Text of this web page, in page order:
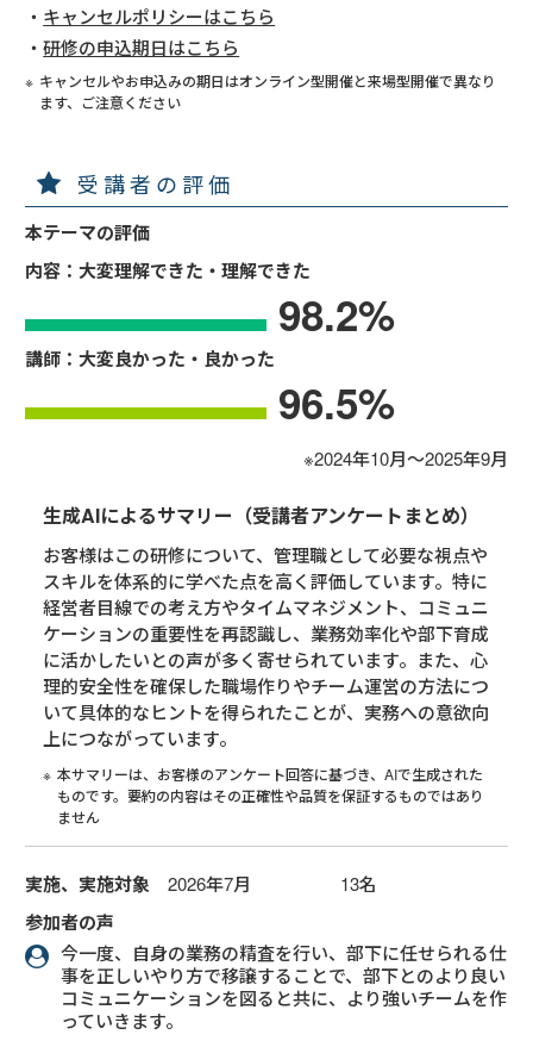
キャンセルポリシーはこちら
研修の申込期日はこちら
キャンセルやお申込みの期日はオンライン型開催と来場型開催で異なり
ます、ご注意ください
受講者の評価
本テーマの評価
内容：大変理解できた・理解できた
98.2%
講師：大変良かった・良かった
96.5%
※2024年10月～2025年9月
生成AIによるサマリー（受講者アンケートまとめ）
お客様はこの研修について、管理職として必要な視点や
スキルを体系的に学べた点を高く評価しています。特に
経営者目線での考え方やタイムマネジメント、コミュニ
ケーションの重要性を再認識し、業務効率化や部下育成
に活かしたいとの声が多く寄せられています。また、心
理的安全性を確保した職場作りやチーム運営の方法につ
いて具体的なヒントを得られたことが、実務への意欲向
上につながっています。
本サマリーは、お客様のアンケート回答に基づき、AIで生成された
ものです。要約の内容はその正確性や品質を保証するものではあり
ません
実施、実施対象 2026年7月 13名
参加者の声
今一度、自身の業務の精査を行い、部下に任せられる仕
事を正しいやり方で移譲することで、部下とのより良い
コミュニケーションを図ると共に、より強いチームを作
っていきます。